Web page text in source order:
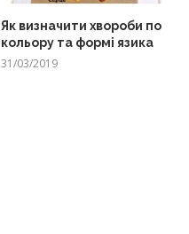
Як визначити хвороби по
кольору та формі язика
31/03/2019